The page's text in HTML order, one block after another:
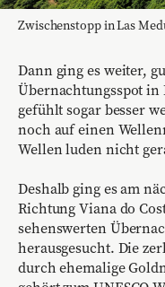
Zwischenstopp in Las
Dann ging es weiter,
Übernachtungsspot in
gefühlt sogar besser
noch auf einen
Wellen luden nicht
Deshalb ging es am
Richtung Viana do
sehenswerten
herausgesucht. Die
durch ehemalige